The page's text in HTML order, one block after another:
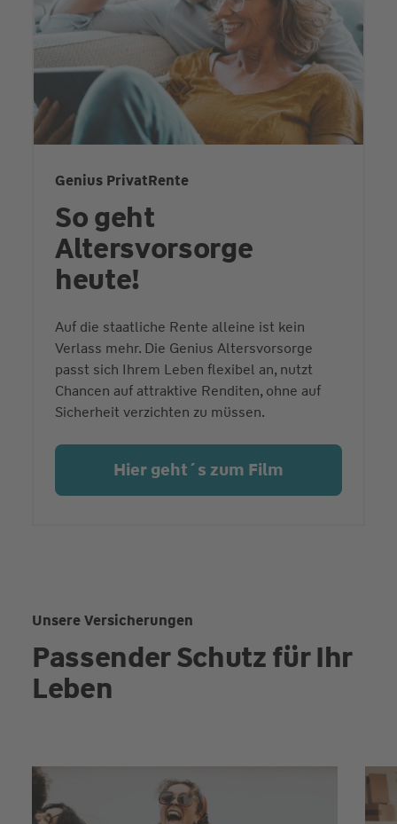
Genius PrivatRente
So geht
Altersvorsorge
heute!
Auf die staatliche Rente alleine ist kein
Verlass mehr. Die Genius Altersvorsorge
passt sich Ihrem Leben flexibel an, nutzt
Chancen auf attraktive Renditen, ohne auf
Sicherheit verzichten zu müssen.
Hier geht´s zum Film
Unsere Versicherungen
Passender Schutz für Ihr
Leben